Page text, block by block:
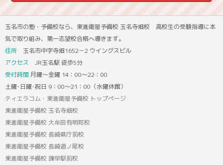
玉名市の塾・予備校なら、東進衛星予備校 玉名寺畑校 高校生の受験指導に本
気で取り組み、第一志望校合格へ導きます。
住所 玉名市中字寺畑1652－2 ウイングスビル
アクセス JR玉名駅 徒歩5分
受付時間 月曜～金曜 14：00～22：00
土曜･日曜･祝日 9：00～21：00（水曜休館）
ティエラコム・東進衛星予備校 トップページ
東進衛星予備校 玉名寺畑校
東進衛星予備校 大牟田有明町校
東進衛星予備校 長崎県庁前校
東進衛星予備校 長崎道ノ尾校
東進衛星予備校 諫早駅前校